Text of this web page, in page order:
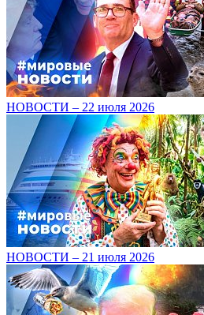
НОВОСТИ – 22 июля 2026
НОВОСТИ – 21 июля 2026